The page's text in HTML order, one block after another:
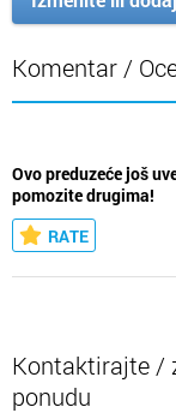
Komentar /
Ovo preduzeće još
pomozite drugima!
RATE
Kontaktirajte /
ponudu